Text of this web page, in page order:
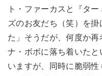
ト・ファーカスと『タ
ズのお友だち（笑）を
た」そうだが、何度か
ナ・ボボに落ち着いた
いますが、同時に脆弱